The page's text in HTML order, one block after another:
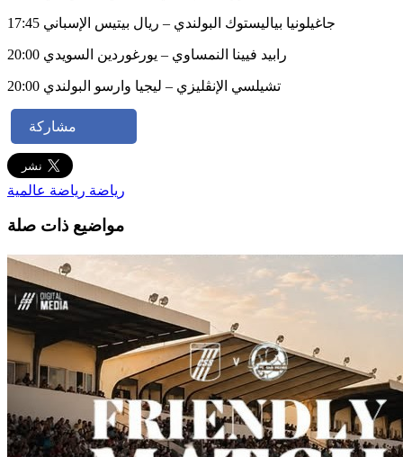
17:45 جاغيلونيا بياليستوك البولندي – ريال بيتيس الإسباني
20:00 رابيد فيينا النمساوي – يورغوردين السويدي
20:00 تشيلسي الإنڨليزي – ليجيا وارسو البولندي
مشاركة
رياضة رياضة عالمية
مواضيع ذات صلة